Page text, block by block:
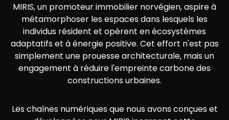
MIRIS, un promoteur immobilier norvégien, aspire à
métamorphoser les espaces dans lesquels les
individus résident et opèrent en écosystèmes
adaptatifs et à énergie positive. Cet effort n'est pas
simplement une prouesse architecturale, mais un
engagement à réduire l'empreinte carbone des
constructions urbaines.
Les chaînes numériques que nous avons conçues et